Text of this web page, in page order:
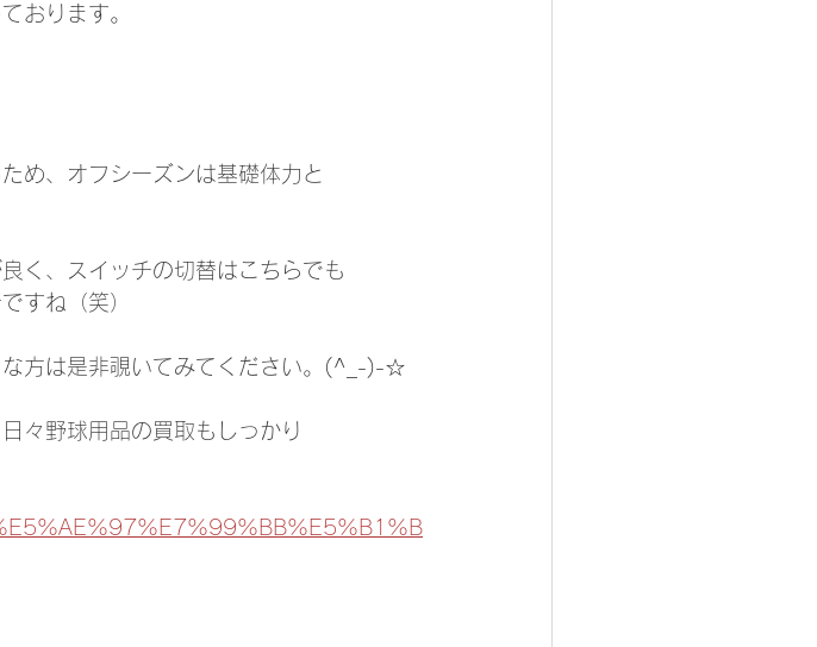
おります。
め、オフシーズンは基礎体力と
く、スイッチの切替はこちらでも
すね（笑）
な方は是非覗いてみてください。(^_-)-☆
々野球用品の買取もしっかり